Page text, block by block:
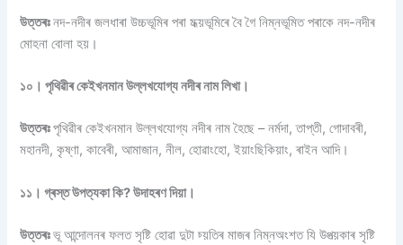
উত্তৰঃনদ-নদীৰ জলধাৰা উচ্চভূমিৰ পৰা মধ্য়ভূমিৰে বৈ গৈ নিম্নভূমিত পৰাকে নদ-নদীৰ
মোহনা বোলা হয়।
১০। পৃথিৱীৰ কেইখনমান উল্লখযোগ্য নদীৰ নাম লিখা।
উত্তৰঃপৃথিৱীৰ কেইখনমান উল্লখযোগ্য নদীৰ নাম হৈছে – নৰ্মদা, তাপ্তী, গোদাবৰী,
মহানদী, কৃষ্ণা, কাবেৰী, আমাজান, নীল, হোৱাংহো, ইয়াংছিকিয়াং, ৰাইন আদি।
১১। গ্ৰস্ত উপত্যকা কি? উদাহৰণ দিয়া।
উত্তৰঃভূ আন্দোলনৰ ফলত সৃষ্টি হোৱা দুটা চ্য়তিৰ মাজৰ নিম্নঅংশত যি উপত্য়কাৰ সৃষ্টি